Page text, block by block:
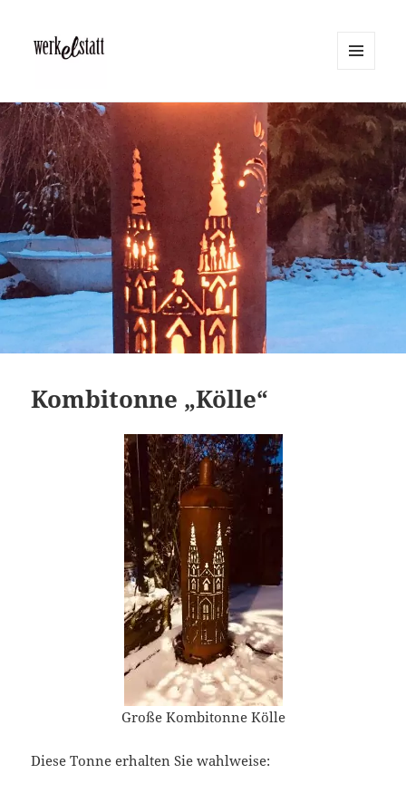
Werkelstatt
WIDGETS
Kombitonne „Kölle“
Große Kombitonne Kölle
Diese Tonne erhalten Sie wahlweise: